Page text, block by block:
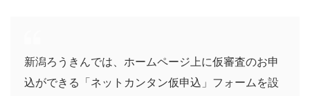
新潟ろうきんでは、ホームページ上に仮審査のお申
込ができる「ネットカンタン仮申込」フォームを設